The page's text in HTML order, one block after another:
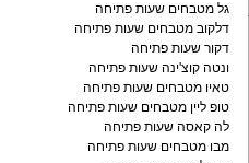
גל מטבחים שעות פתיחה
דלקוב מטבחים שעות פתיחה
דקור שעות פתיחה
ונטה קוצ'ינה שעות פתיחה
טאיו מטבחים שעות פתיחה
טופ ליין מטבחים שעות פתיחה
לה קאסה שעות פתיחה
מבו מטבחים שעות פתיחה